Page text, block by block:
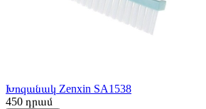
Խոզանակ Zenxin SA1538
450 դրամ